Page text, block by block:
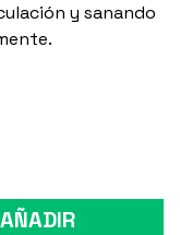
y sanando
AÑADIR